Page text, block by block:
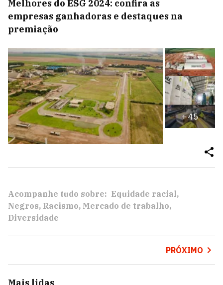
Melhores do ESG 2024: confira as
empresas ganhadoras e destaques na
premiação
+45
Acompanhe tudo sobre: Equidade racial
Negros Racismo Mercado de trabalho
Diversidade
PRÓXIMO